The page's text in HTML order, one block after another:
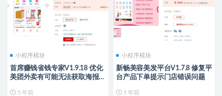
小程序模块
首席赚钱省钱专家V1.9.18 优化
美团外卖有可能无法获取海报图
5 年前
小程序模块
新畅美容美发平台V1.7.8 修复平
台产品下单提示门店错误问题
5 年前